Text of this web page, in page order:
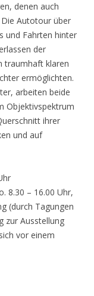
denen auch
Autotour über
und Fahrten hinter
der
traumhaft klaren
ermöglichten.
arbeiten beide
Objektivspektrum
ihrer
und auf
8.30 – 16.00 Uhr,
(durch Tagungen
zur Ausstellung
vor einem